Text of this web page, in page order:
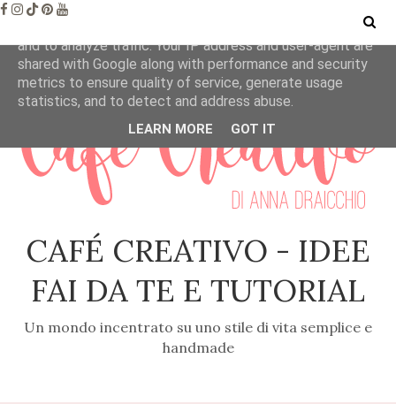
CAFÉ CREATIVO - IDEE
FAI DA TE E TUTORIAL
Un mondo incentrato su uno stile di vita semplice e
handmade
This site uses cookies from Google to deliver its services
and to analyze traffic. Your IP address and user-agent are
shared with Google along with performance and security
metrics to ensure quality of service, generate usage
statistics, and to detect and address abuse.
LEARN MORE GOT IT